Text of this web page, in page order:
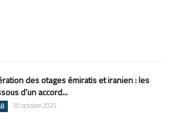
des otages émiratis et iranien : les
d’un accord...
30 octobre 2025